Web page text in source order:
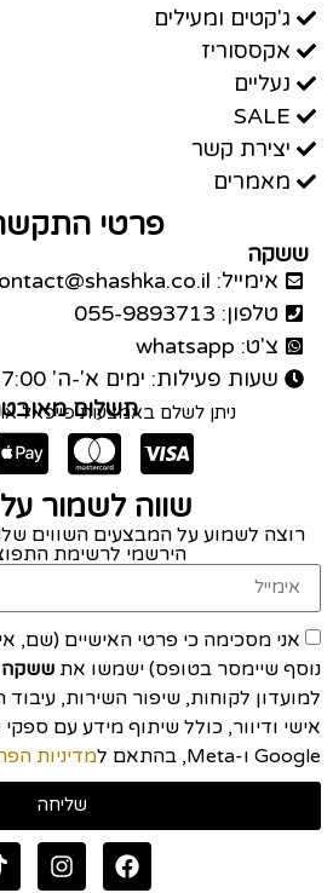
ג'קטים ומעילים
אקססוריז
נעליים
SALE
יצירת קשר
מאמרים
פרטי
ששקה
אימייל: contact@shashka.co.il
טלפון: 055-9893713
צ'ט: whatsapp
שעות פעילות: ימים א'-ה' 10:00-17:00
תשלום
ניתן לשלם באמצעות פייפאל
שווה לשמור
רוצה לשמוע על המבצעים השווים
הירשמי לרשימת
אני מסכימה כי פרטי האישיים (שם,
נוסף שיימסר בטופס) ישמשו את ששקה
למועדון לקוחות, שיפור השירות,
אישי ודיוור, כולל שיתוף מידע עם
Google ו-Meta, בהתאם ל
מדיניות
שליחה